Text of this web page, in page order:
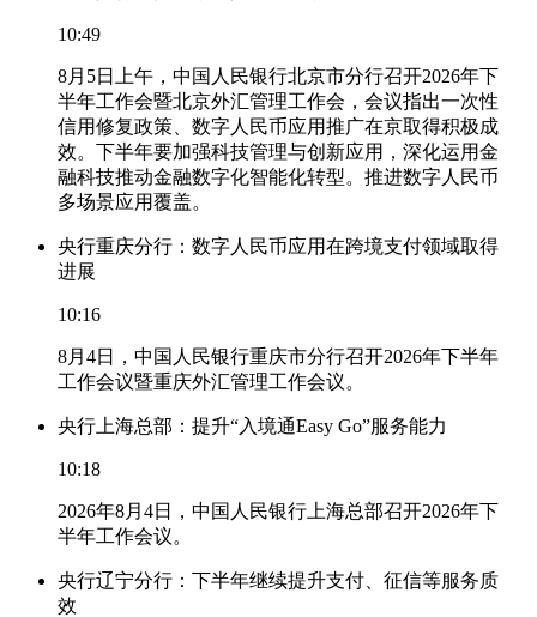
10:49
8月5日上午，中国人民银行北京市分行召开2026年下
半年工作会暨北京外汇管理工作会，会议指出一次性
信用修复政策、数字人民币应用推广在京取得积极成
效。下半年要加强科技管理与创新应用，深化运用金
融科技推动金融数字化智能化转型。推进数字人民币
多场景应用覆盖。
央行重庆分行：数字人民币应用在跨境支付领域取得
进展
10:16
8月4日，中国人民银行重庆市分行召开2026年下半年
工作会议暨重庆外汇管理工作会议。
央行上海总部：提升“入境通Easy Go”服务能力
10:18
2026年8月4日，中国人民银行上海总部召开2026年下
半年工作会议。
央行辽宁分行：下半年继续提升支付、征信等服务质
效